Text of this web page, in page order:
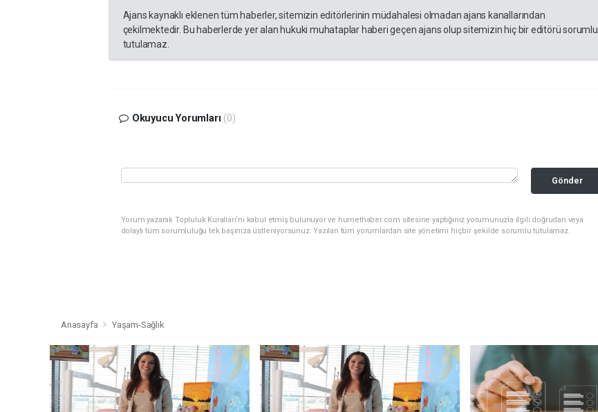
Ajans kaynaklı eklenen tüm haberler, sitemizin editörlerinin müdahalesi olmadan ajans kanallarından
çekilmektedir. Bu haberlerde yer alan hukuki muhataplar haberi geçen ajans olup sitemizin hiç bir editörü sorumlu
tutulamaz.
Okuyucu Yorumları (0)
Gönder
Yorum yazarak Topluluk Kuralları’nı kabul etmiş bulunuyor ve hurnethaber.com sitesine yaptığınız yorumunuzla ilgili doğrudan veya
dolaylı tüm sorumluluğu tek başınıza üstleniyorsunuz. Yazılan tüm yorumlardan site yönetimi hiçbir şekilde sorumlu tutulamaz.
Anasayfa Yaşam-Sağlık